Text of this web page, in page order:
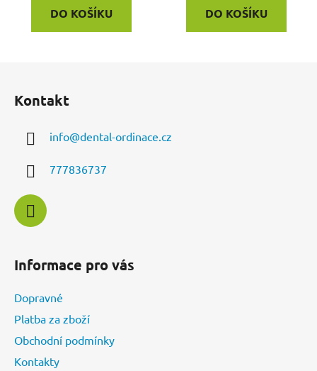
DO KOŠÍKU DO KOŠÍKU
Kontakt
info@dental-ordinace.cz
777836737
Informace pro vás
Dopravné
Platba za zboží
Obchodní podmínky
Kontakty